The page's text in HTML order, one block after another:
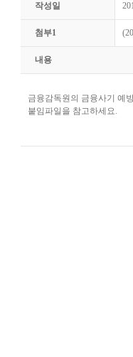
작성일
첨부1
내용
금융감독원의 금융사기 예
붙임파일을 참고하세요.